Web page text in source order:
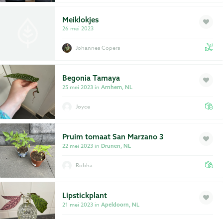
Meiklokjes
26 mei 2023
Johannes Copers
Begonia Tamaya
25 mei 2023 in Arnhem, NL
Joyce
Pruim tomaat San Marzano 3
22 mei 2023 in Drunen, NL
Robha
Lipstickplant
21 mei 2023 in Apeldoorn, NL